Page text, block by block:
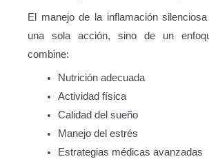
El manejo de la inflamación
una sola acción, sino de un
combine:
Nutrición adecuada
Actividad física
Calidad del sueño
Manejo del estrés
Estrategias médicas avanzadas